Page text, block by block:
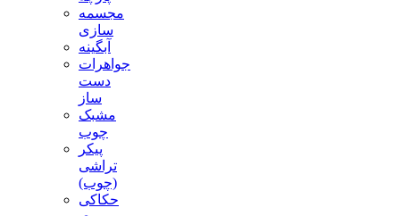
مجسمه
سازی
آبگینه
جواهرات
دست
ساز
مشبک
چوب
پیکر
تراشی
(چوب)
حکاکی